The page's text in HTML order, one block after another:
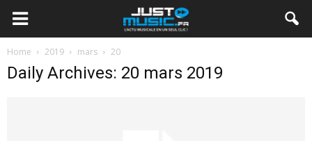
Home 2019 mars 20
Daily Archives: 20 mars 2019